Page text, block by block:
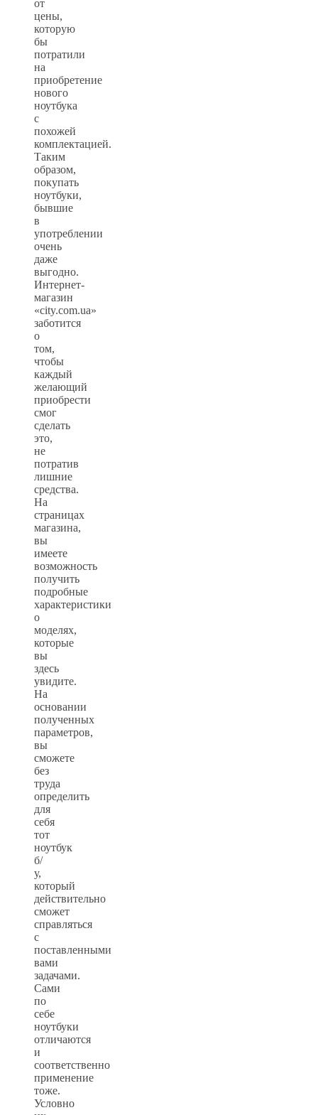
от
цены,
которую
бы
потратили
на
приобретение
нового
ноутбука
с
похожей
комплектацией.
Таким
образом,
покупать
ноутбуки,
бывшие
в
употреблении
очень
даже
выгодно.
Интернет-
магазин
«city.com.ua»
заботится
о
том,
чтобы
каждый
желающий
приобрести
смог
сделать
это,
не
потратив
лишние
средства.
На
страницах
магазина,
вы
имеете
возможность
получить
подробные
характеристики
о
моделях,
которые
вы
здесь
увидите.
На
основании
полученных
параметров,
вы
сможете
без
труда
определить
для
себя
тот
ноутбук
б/
у,
который
действительно
сможет
справляться
с
поставленными
вами
задачами.
Сами
по
себе
ноутбуки
отличаются
и
соответственно
применение
тоже.
Условно